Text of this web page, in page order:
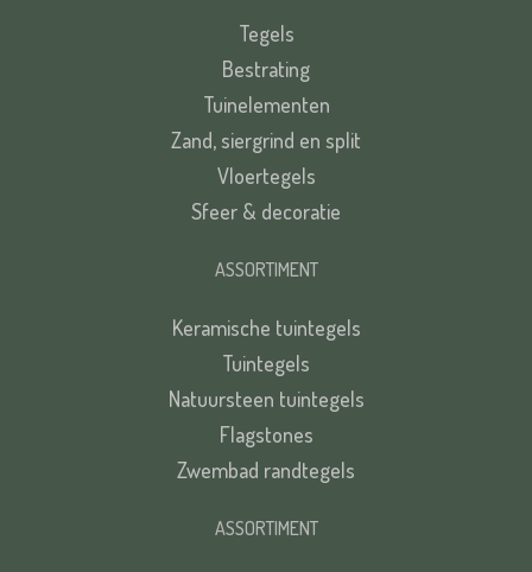
VERSTUREN
Tegels
Bestrating
Tuinelementen
Zand, siergrind en split
Vloertegels
Sfeer & decoratie
ASSORTIMENT
Keramische tuintegels
Tuintegels
Natuursteen tuintegels
Flagstones
Zwembad randtegels
ASSORTIMENT